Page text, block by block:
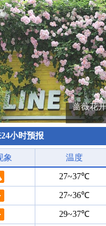
蔷薇花
小时预报
象 温度
27~37℃
27~36℃
29~37℃